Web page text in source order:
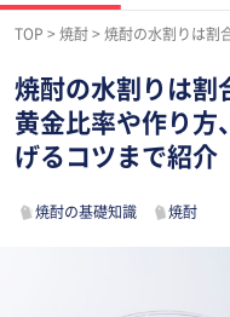
TOP 焼酎 焼酎の水割りは割合次第でおい
焼酎の水割りは割
黄金比率や作り方
げるコツまで紹介
焼酎の基礎知識 焼酎